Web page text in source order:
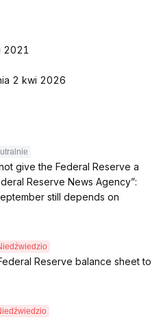
2021
2 kwi 2026
give the Federal Reserve a
Reserve News Agency”:
still depends on
Reserve balance sheet to